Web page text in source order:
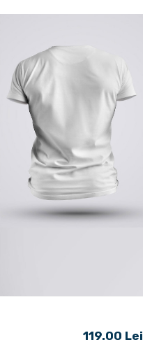
119.00 Lei